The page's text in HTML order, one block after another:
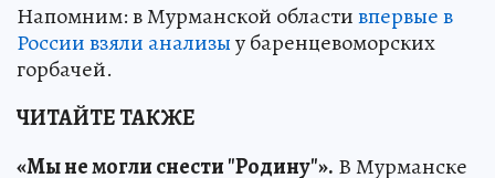
Напомним: в Мурманской областивпервые в
России взяли анализыу баренцевоморских
горбачей.
ЧИТАЙТЕ ТАКЖЕ
«Мы не могли снести "Родину"». В Мурманске